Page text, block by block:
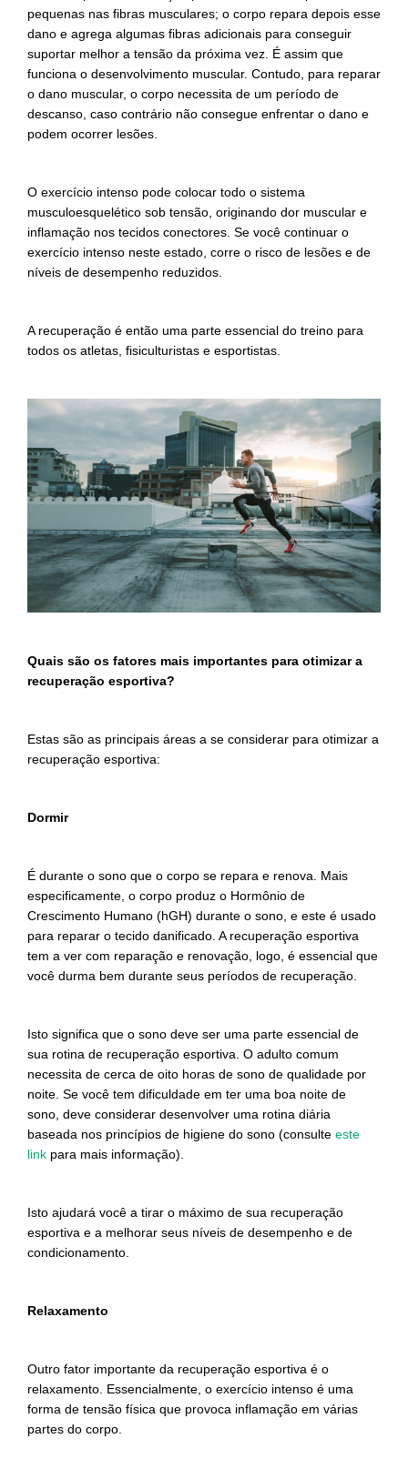
pequenas nas fibras musculares; o corpo repara depois esse
dano e agrega algumas fibras adicionais para conseguir
suportar melhor a tensão da próxima vez. É assim que
funciona o desenvolvimento muscular. Contudo, para reparar
o dano muscular, o corpo necessita de um período de
descanso, caso contrário não consegue enfrentar o dano e
podem ocorrer lesões.
O exercício intenso pode colocar todo o sistema
musculoesquelético sob tensão, originando dor muscular e
inflamação nos tecidos conectores. Se você continuar o
exercício intenso neste estado, corre o risco de lesões e de
níveis de desempenho reduzidos.
A recuperação é então uma parte essencial do treino para
todos os atletas, fisiculturistas e esportistas.
Quais são os fatores mais importantes para otimizar a
recuperação esportiva?
Estas são as principais áreas a se considerar para otimizar a
recuperação esportiva:
Dormir
É durante o sono que o corpo se repara e renova. Mais
especificamente, o corpo produz o Hormônio de
Crescimento Humano (hGH) durante o sono, e este é usado
para reparar o tecido danificado. A recuperação esportiva
tem a ver com reparação e renovação, logo, é essencial que
você durma bem durante seus períodos de recuperação.
Isto significa que o sono deve ser uma parte essencial de
sua rotina de recuperação esportiva. O adulto comum
necessita de cerca de oito horas de sono de qualidade por
noite. Se você tem dificuldade em ter uma boa noite de
sono, deve considerar desenvolver uma rotina diária
baseada nos princípios de higiene do sono (consulte este
link para mais informação).
Isto ajudará você a tirar o máximo de sua recuperação
esportiva e a melhorar seus níveis de desempenho e de
condicionamento.
Relaxamento
Outro fator importante da recuperação esportiva é o
relaxamento. Essencialmente, o exercício intenso é uma
forma de tensão física que provoca inflamação em várias
partes do corpo.